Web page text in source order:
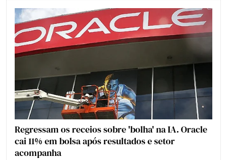
Regressam os receios sobre 'bolha' na IA. Oracle
cai 11% em bolsa após resultados e setor
acompanha